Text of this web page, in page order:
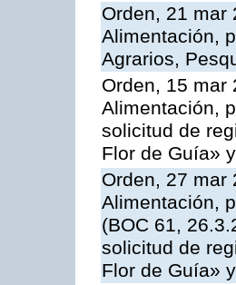
Orden, 21 mar
Alimentación,
Agrarios,
Orden, 15 mar
Alimentación,
solicitud de
Flor de Guía»
Orden, 27 mar
Alimentación,
(BOC 61,
solicitud de
Flor de Guía»